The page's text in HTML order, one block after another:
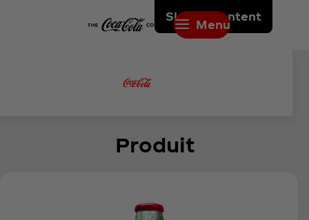
Skip to content
Menu
Produit